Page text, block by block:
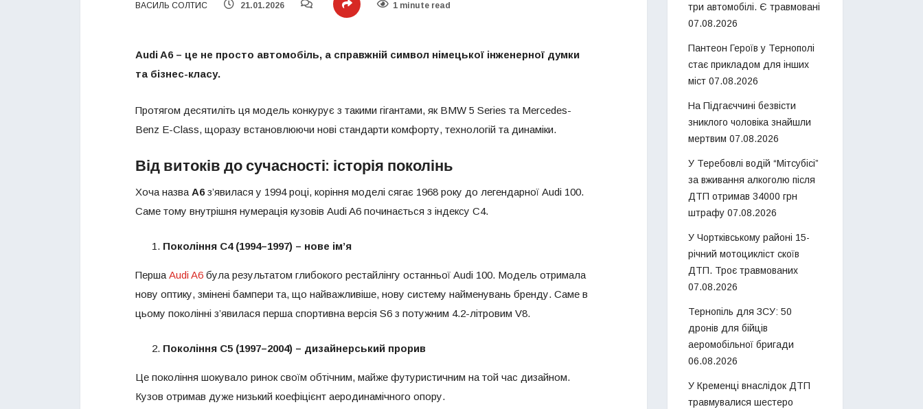
ВАСИЛЬ СОЛТИС 21.01.2026 1 minute read
Audi A6 – це не просто автомобіль, а справжній символ німецької інженерної думки
та бізнес-класу.
Протягом десятиліть ця модель конкурує з такими гігантами, як BMW 5 Series та Mercedes-
Benz E-Class, щоразу встановлюючи нові стандарти комфорту, технологій та динаміки.
Від витоків до сучасності: історія поколінь
Хоча назва A6з’явилася у 1994 році, коріння моделі сягає 1968 року до легендарної Audi 100.
Саме тому внутрішня нумерація кузовів Audi A6 починається з індексу C4.
Покоління C4 (1994–1997) – нове ім’я
Перша Audi A6 була результатом глибокого рестайлінгу останньої Audi 100. Модель отримала
нову оптику, змінені бампери та, що найважливіше, нову систему найменувань бренду. Саме в
цьому поколінні з’явилася перша спортивна версія S6 з потужним 4.2-літровим V8.
Покоління C5 (1997–2004) – дизайнерський прорив
Це покоління шокувало ринок своїм обтічним, майже футуристичним на той час дизайном.
Кузов отримав дуже низький коефіцієнт аеродинамічного опору.
три автомобілі. Є травмовані
07.08.2026
Пантеон Героїв у Тернополі
стає прикладом для інших
міст 07.08.2026
На Підгаєччині безвісти
зниклого чоловіка знайшли
мертвим 07.08.2026
У Теребовлі водій “Мітсубісі”
за вживання алкоголю після
ДТП отримав 34000 грн
штрафу 07.08.2026
У Чортківському районі 15-
річний мотоцикліст скоїв
ДТП. Троє травмованих
07.08.2026
Тернопіль для ЗСУ: 50
дронів для бійців
аеромобільної бригади
06.08.2026
У Кременці внаслідок ДТП
травмувалися шестеро